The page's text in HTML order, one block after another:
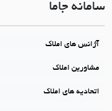
سامانه جاما
آژانس های املاک
مشاورین املاک
اتحادیه های املاک